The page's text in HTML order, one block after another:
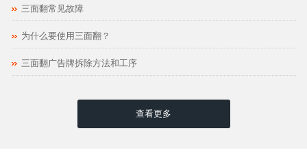
三面翻常见故障
为什么要使用三面翻？
三面翻广告牌拆除方法和工序
查看更多